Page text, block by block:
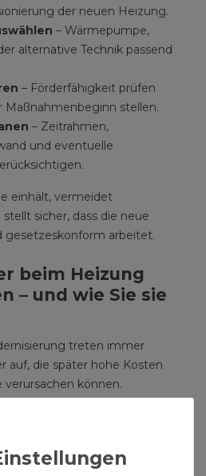
der neuen Heizung.
– Wärmepumpe,
alternative Technik passend
– Förderfähigkeit prüfen
Maßnahmenbeginn stellen.
– Zeitrahmen,
und eventuelle
einhält, vermeidet
sicher, dass die neue
gesetzeskonform arbeitet.
beim Heizung
– und wie Sie sie
treten immer
auf, die später hohe Kosten
können.
oft zu über- oder